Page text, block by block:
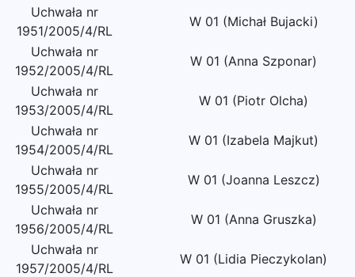
Uchwała nr
1951/2005/4/RL
W 01 (Michał Bujacki)
Uchwała nr
1952/2005/4/RL
W 01 (Anna Szponar)
Uchwała nr
1953/2005/4/RL
W 01 (Piotr Olcha)
Uchwała nr
1954/2005/4/RL
W 01 (Izabela Majkut)
Uchwała nr
1955/2005/4/RL
W 01 (Joanna Leszcz)
Uchwała nr
1956/2005/4/RL
W 01 (Anna Gruszka)
Uchwała nr
1957/2005/4/RL
W 01 (Lidia Pieczykolan)